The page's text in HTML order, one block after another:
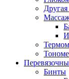
Бинты